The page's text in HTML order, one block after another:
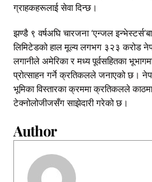
ग्राहकहरूलाई सेवा दिन्छ।
झण्डै ९ वर्षअघि चारजना ‘एन्जल
लिमिटेडको हाल मूल्य लगभग ३२३ करोड
लगानीले अमेरिका र मध्य पूर्वसहितका
प्रोत्साहन गर्ने क्रतिकलले जनाएको छ।
भूमिका विस्तारका क्रममा क्रतिकलले
टेक्नोलोजीजसँग साझेदारी गरेको छ।
Author